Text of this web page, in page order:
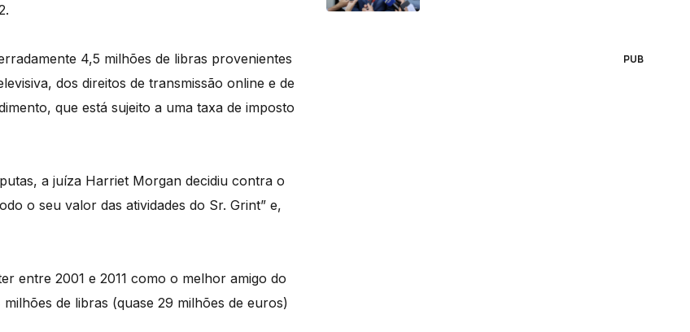
4,5 milhões de libras provenientes
dos direitos de transmissão online e de
que está sujeito a uma taxa de imposto
a juíza Harriet Morgan decidiu contra o
o seu valor das atividades do Sr. Grint” e,
entre 2001 e 2011 como o melhor amigo do
de libras (quase 29 milhões de euros)
PUB